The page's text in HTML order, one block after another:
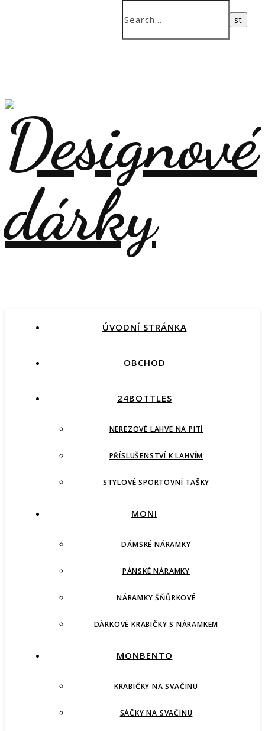
ÚVODNÍ STRÁNKA
OBCHOD
24BOTTLES
NEREZOVÉ LAHVE NA PITÍ
PŘÍSLUŠENSTVÍ K LAHVÍM
STYLOVÉ SPORTOVNÍ TAŠKY
MONI
DÁMSKÉ NÁRAMKY
PÁNSKÉ NÁRAMKY
NÁRAMKY ŠŇŮRKOVÉ
DÁRKOVÉ KRABIČKY S NÁRAMKEM
MONBENTO
KRABIČKY NA SVAČINU
SÁČKY NA SVAČINU